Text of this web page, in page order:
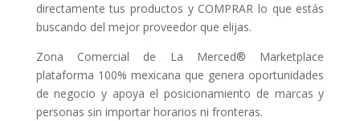
directamente tus productos y COMPRAR lo que estás
buscando del mejor proveedor que elijas.
Zona Comercial de La Merced® Marketplace
plataforma 100% mexicana que genera oportunidades
de negocio y apoya el posicionamiento de marcas y
personas sin importar horarios ni fronteras.